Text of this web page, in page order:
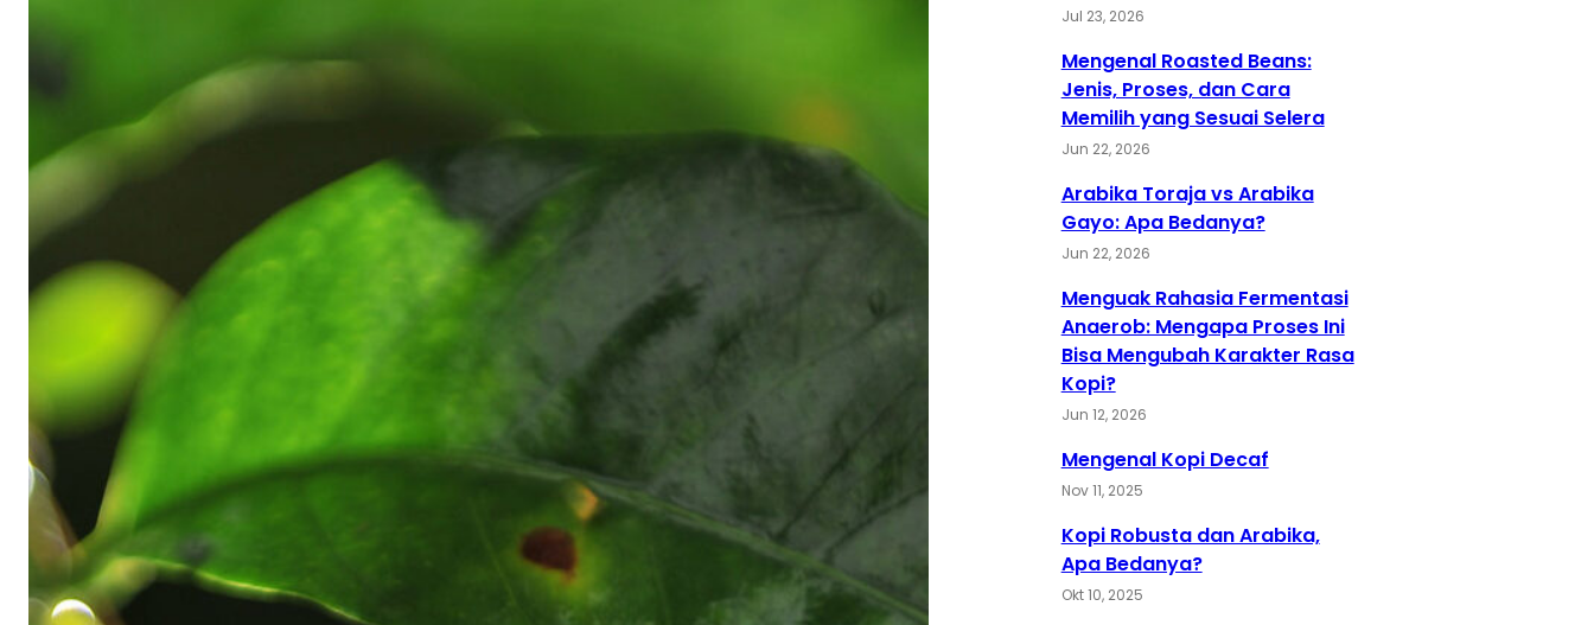
Jul 23, 2026
Mengenal Roasted Beans:
Jenis, Proses, dan Cara
Memilih yang Sesuai Selera
Jun 22, 2026
Arabika Toraja vs Arabika
Gayo: Apa Bedanya?
Jun 22, 2026
Menguak Rahasia Fermentasi
Anaerob: Mengapa Proses Ini
Bisa Mengubah Karakter Rasa
Kopi?
Jun 12, 2026
Mengenal Kopi Decaf
Nov 11, 2025
Kopi Robusta dan Arabika,
Apa Bedanya?
Okt 10, 2025